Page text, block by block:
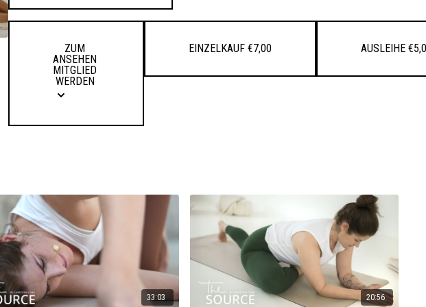
ZUM
ANSEHEN
MITGLIED
WERDEN
Einzelkauf €7,00 Ausleihe
33:03 20:56